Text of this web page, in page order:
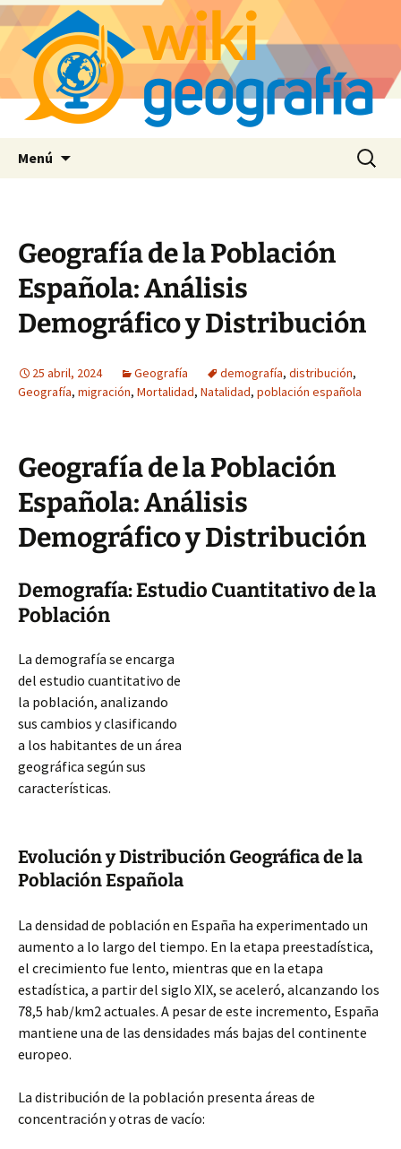
Menú Buscar:
Geografía de la Población
Española: Análisis
Demográfico y Distribución
25 abril, 2024 Geografía demografía, distribución,
Geografía, migración, Mortalidad, Natalidad, población española
Geografía de la Población
Española: Análisis
Demográfico y Distribución
Demografía: Estudio Cuantitativo de la
Población
La demografía se encarga
del estudio cuantitativo de
la población, analizando
sus cambios y clasificando
a los habitantes de un área
geográfica según sus
características.
Evolución y Distribución Geográfica de la
Población Española
La densidad de población en España ha experimentado un
aumento a lo largo del tiempo. En la etapa preestadística,
el crecimiento fue lento, mientras que en la etapa
estadística, a partir del siglo XIX, se aceleró, alcanzando los
78,5 hab/km2 actuales. A pesar de este incremento, España
mantiene una de las densidades más bajas del continente
europeo.
La distribución de la población presenta áreas de
concentración y otras de vacío: